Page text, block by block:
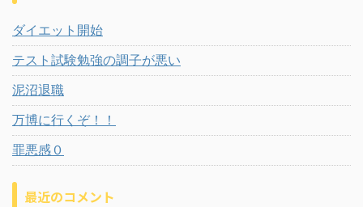
ダイエット開始
テスト試験勉強の調子が悪い
泥沼退職
万博に行くぞ！！
罪悪感０
最近のコメント